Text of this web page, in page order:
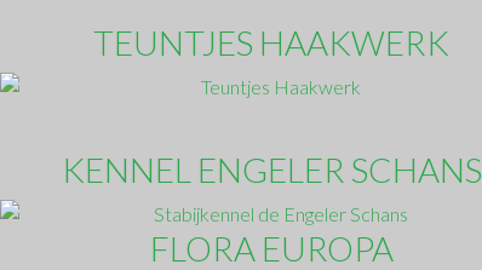
TEUNTJES HAAKWERK
KENNEL ENGELER SCHANS
FLORA EUROPA